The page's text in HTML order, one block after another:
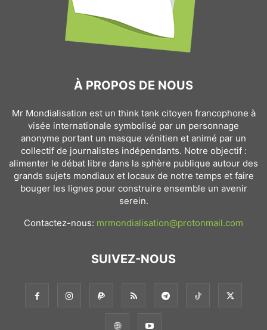
À PROPOS DE NOUS
Mr Mondialisation est un think tank citoyen francophone à
visée internationale symbolisé par un personnage
anonyme portant un masque vénitien et animé par un
collectif de journalistes indépendants. Notre objectif :
alimenter le débat libre dans la sphère publique autour des
grands sujets mondiaux et locaux de notre temps et faire
bouger les lignes pour construire ensemble un avenir
serein.
Contactez-nous: mrmondialisation@protonmail.com
SUIVEZ-NOUS